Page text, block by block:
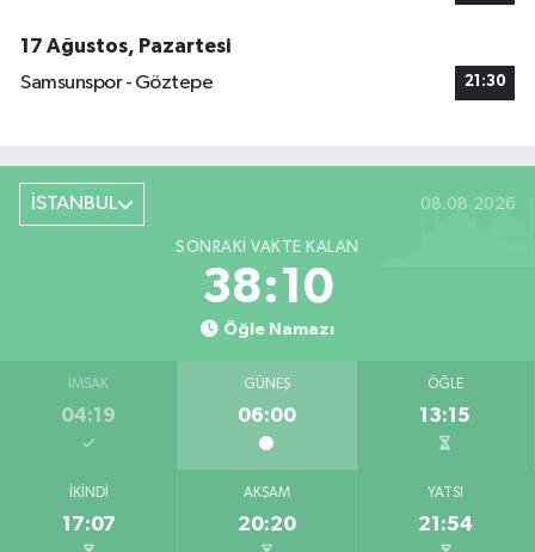
17 Ağustos, Pazartesi
Samsunspor - Göztepe
21:30
İSTANBUL 08.08.2026
SONRAKI VAKTE KALAN
38:09
Öğle Namazı
İMSAK
04:19
GÜNEŞ
06:00
ÖĞLE
13:15
İKINDI
17:07
AKŞAM
20:20
YATSI
21:54